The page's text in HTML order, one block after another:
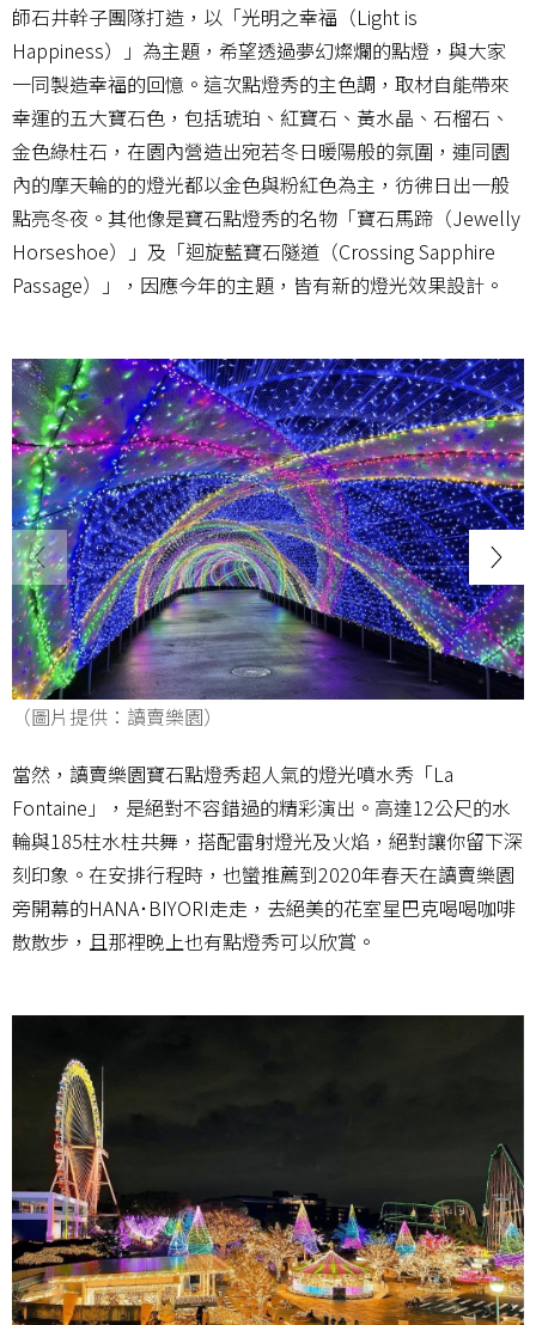
師石井幹子團隊打造，以「光明之幸福（Light is
Happiness）」為主題，希望透過夢幻燦爛的點燈，與大家
一同製造幸福的回憶。這次點燈秀的主色調，取材自能帶來
幸運的五大寶石色，包括琥珀、紅寶石、黃水晶、石榴石、
金色綠柱石，在園內營造出宛若冬日暖陽般的氛圍，連同園
內的摩天輪的的燈光都以金色與粉紅色為主，彷彿日出一般
點亮冬夜。其他像是寶石點燈秀的名物「寶石馬蹄（Jewelly
Horseshoe）」及「迴旋藍寶石隧道（Crossing Sapphire
Passage）」，因應今年的主題，皆有新的燈光效果設計。
（圖片提供：讀賣樂園）
當然，讀賣樂園寶石點燈秀超人氣的燈光噴水秀「La
Fontaine」，是絕對不容錯過的精彩演出。高達12公尺的水
輪與185柱水柱共舞，搭配雷射燈光及火焰，絕對讓你留下深
刻印象。在安排行程時，也蠻推薦到2020年春天在讀賣樂園
旁開幕的HANA･BIYORI走走，去絕美的花室星巴克喝喝咖啡
散散步，且那裡晚上也有點燈秀可以欣賞。